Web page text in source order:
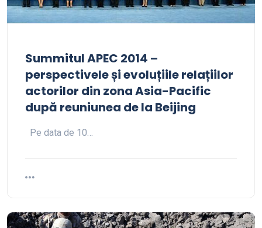
Summitul APEC 2014 –
perspectivele și evoluțiile relațiilor
actorilor din zona Asia-Pacific
după reuniunea de la Beijing
Pe data de 10…